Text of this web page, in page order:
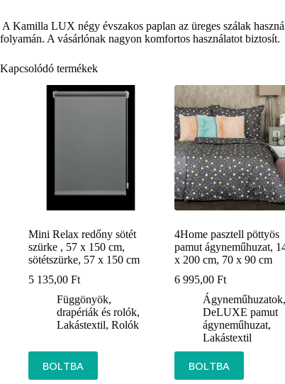
A Kamilla LUX négy évszakos paplan az üreges szálak
folyamán. A vásárlónak nagyon komfortos használatot biztosít.
Kapcsolódó termékek
Mini Relax redőny sötét
szürke , 57 x 150 cm,
sötétszürke, 57 x 150 cm
5 135,00 Ft
Függönyök,
drapériák és rolók,
Lakástextil, Rolók
BOLTBA
4Home pasztell pöttyös
pamut ágyneműhuzat,
x 200 cm, 70 x 90 cm
6 995,00Ft
Ágyneműhuzatok,
DeLUXE pamut
ágyneműhuzat,
Lakástextil
BOLTBA